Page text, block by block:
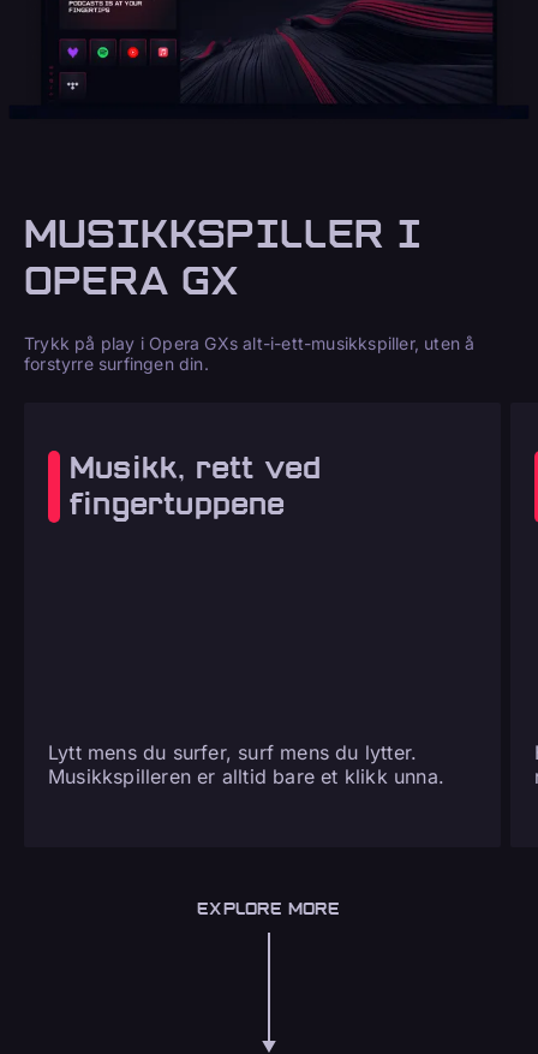
MUSIKKSPILLER I
OPERA GX
Trykk på play i Opera GXs alt-i-ett-musikkspiller, uten å
forstyrre surfingen din.
Musikk, rett ved
fingertuppene
Lytt mens du surfer, surf mens du lytter.
Musikkspilleren er alltid bare et klikk unna.
EXPLORE MORE